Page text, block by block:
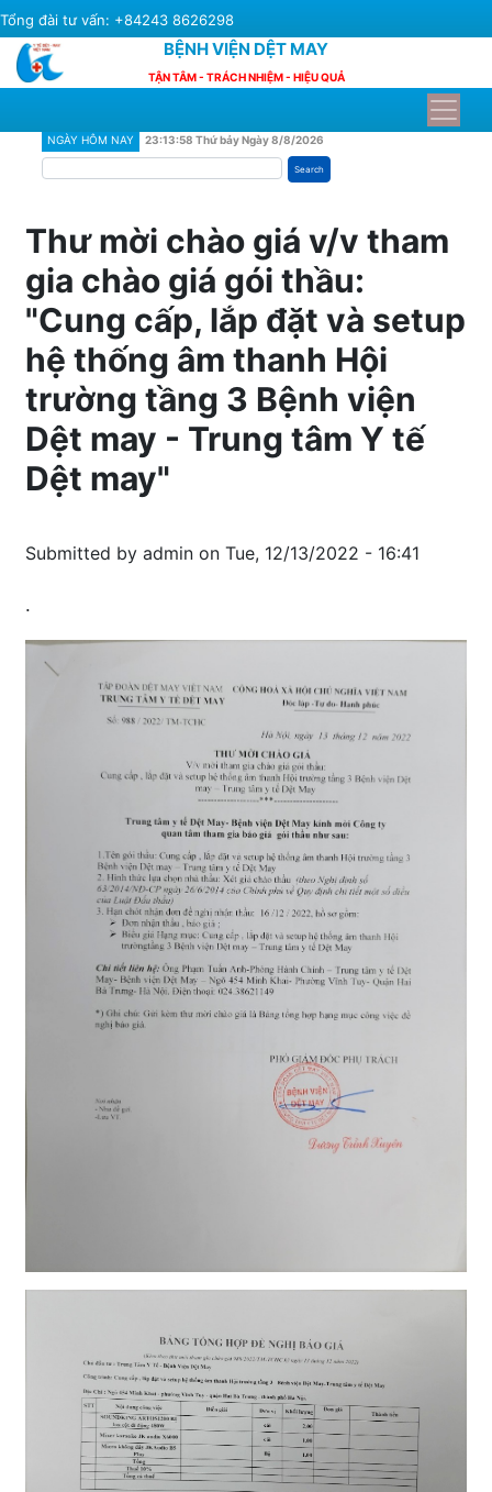
Skip
to
main
content
Tổng đài tư vấn: +84243 8626298
BỆNH VIỆN DỆT MAY
TẬN TÂM - TRÁCH NHIỆM - HIỆU QUẢ
NGÀY HÔM NAY 23:13:58 Thứ bảy Ngày 8/8/2026
Thư mời chào giá v/v tham
gia chào giá gói thầu:
"Cung cấp, lắp đặt và setup
hệ thống âm thanh Hội
trường tầng 3 Bệnh viện
Dệt may - Trung tâm Y tế
Dệt may"
Submitted by admin on Tue, 12/13/2022 - 16:41
.